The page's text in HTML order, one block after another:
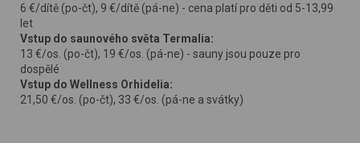
6 €/dítě (po-čt), 9 €/dítě (pá-ne) - cena platí pro děti od 5-13,99
let
Vstup do saunového světa Termalia:
13 €/os. (po-čt), 19 €/os. (pá-ne) - sauny jsou pouze pro
dospělé
Vstup do Wellness Orhidelia:
21,50 €/os. (po-čt), 33 €/os. (pá-ne a svátky)